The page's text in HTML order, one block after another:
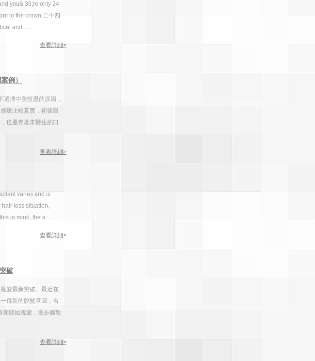
you& 39;re only 24
to the crown 二十四
and ......
查看詳細>
例）
選擇中美恆恩的原因，
覺比較真實，術後跟
也是奔著朱醫生的口
查看詳細>
varies and is
loss situation,
in mind, the a ......
查看詳細>
破
髮最新突破。最近在
種新的脫髮基因，名
期開始脫髮，逐步擴散
查看詳細>